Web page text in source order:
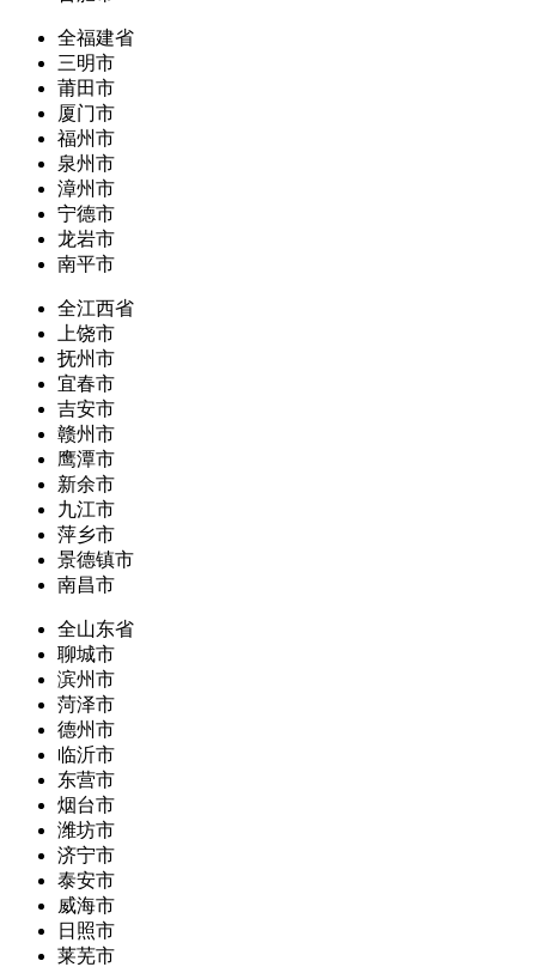
全福建省
三明市
莆田市
厦门市
福州市
泉州市
漳州市
宁德市
龙岩市
南平市
全江西省
上饶市
抚州市
宜春市
吉安市
赣州市
鹰潭市
新余市
九江市
萍乡市
景德镇市
南昌市
全山东省
聊城市
滨州市
菏泽市
德州市
临沂市
东营市
烟台市
潍坊市
济宁市
泰安市
威海市
日照市
莱芜市